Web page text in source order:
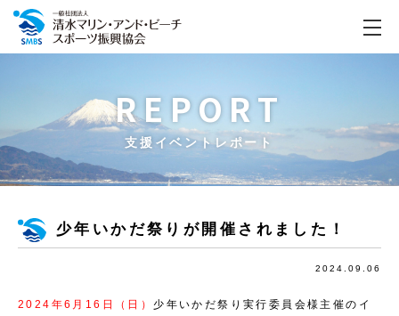
REPORT
支援イベントレポート
少年いかだ祭りが開催されました！
2024.09.06
2024年6月16日（日） 少年いかだ祭り実行委員会様主催のイ